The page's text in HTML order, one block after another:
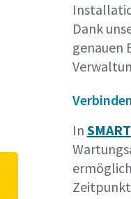
Dank
genauen
In SMART